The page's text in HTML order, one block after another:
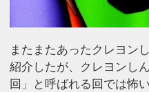
またまたあったクレヨン
紹介したが、クレヨンし
回」と呼ばれる回では怖